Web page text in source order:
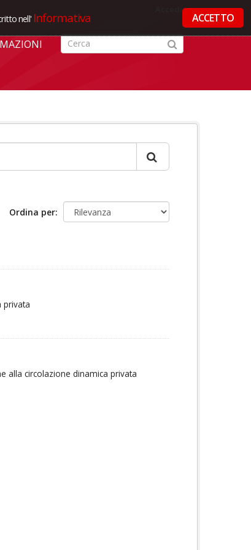
nell' Informativa ACCETTO
Ordina per
privata
alla circolazione dinamica privata